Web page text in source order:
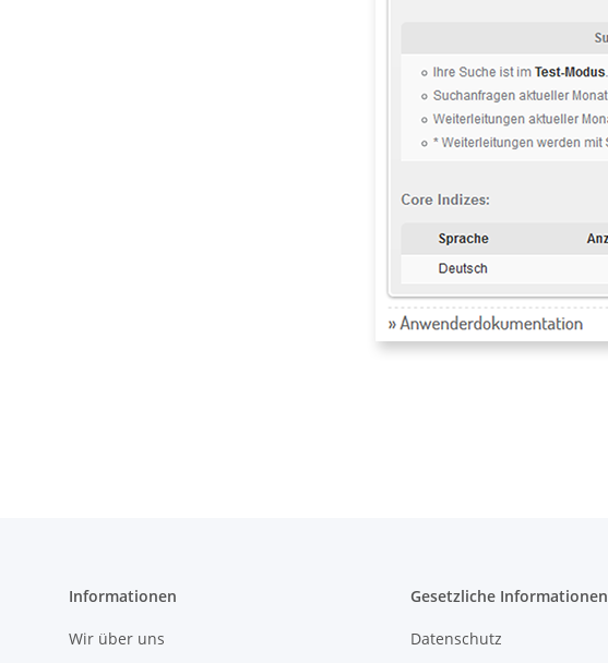
Informationen
Wir über uns
Gesetzliche Informationen
Datenschutz